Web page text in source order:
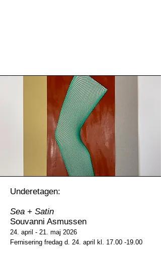
Underetagen:
Sea + Satin
Souvanni Asmussen
24. april - 21. maj 2026
Fernisering fredag d. 24. april kl. 17.00 -19.00